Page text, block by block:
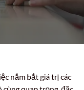
nắm bắt giá trị các